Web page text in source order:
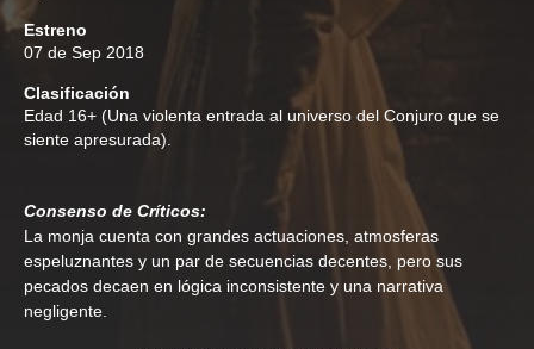
Estreno
07 de Sep 2018
Clasificación
Edad 16+ (Una violenta entrada al universo del Conjuro que se
siente apresurada).
Consenso de Críticos:
La monja cuenta con grandes actuaciones, atmosferas
espeluznantes y un par de secuencias decentes, pero sus
pecados decaen en lógica inconsistente y una narrativa
negligente.